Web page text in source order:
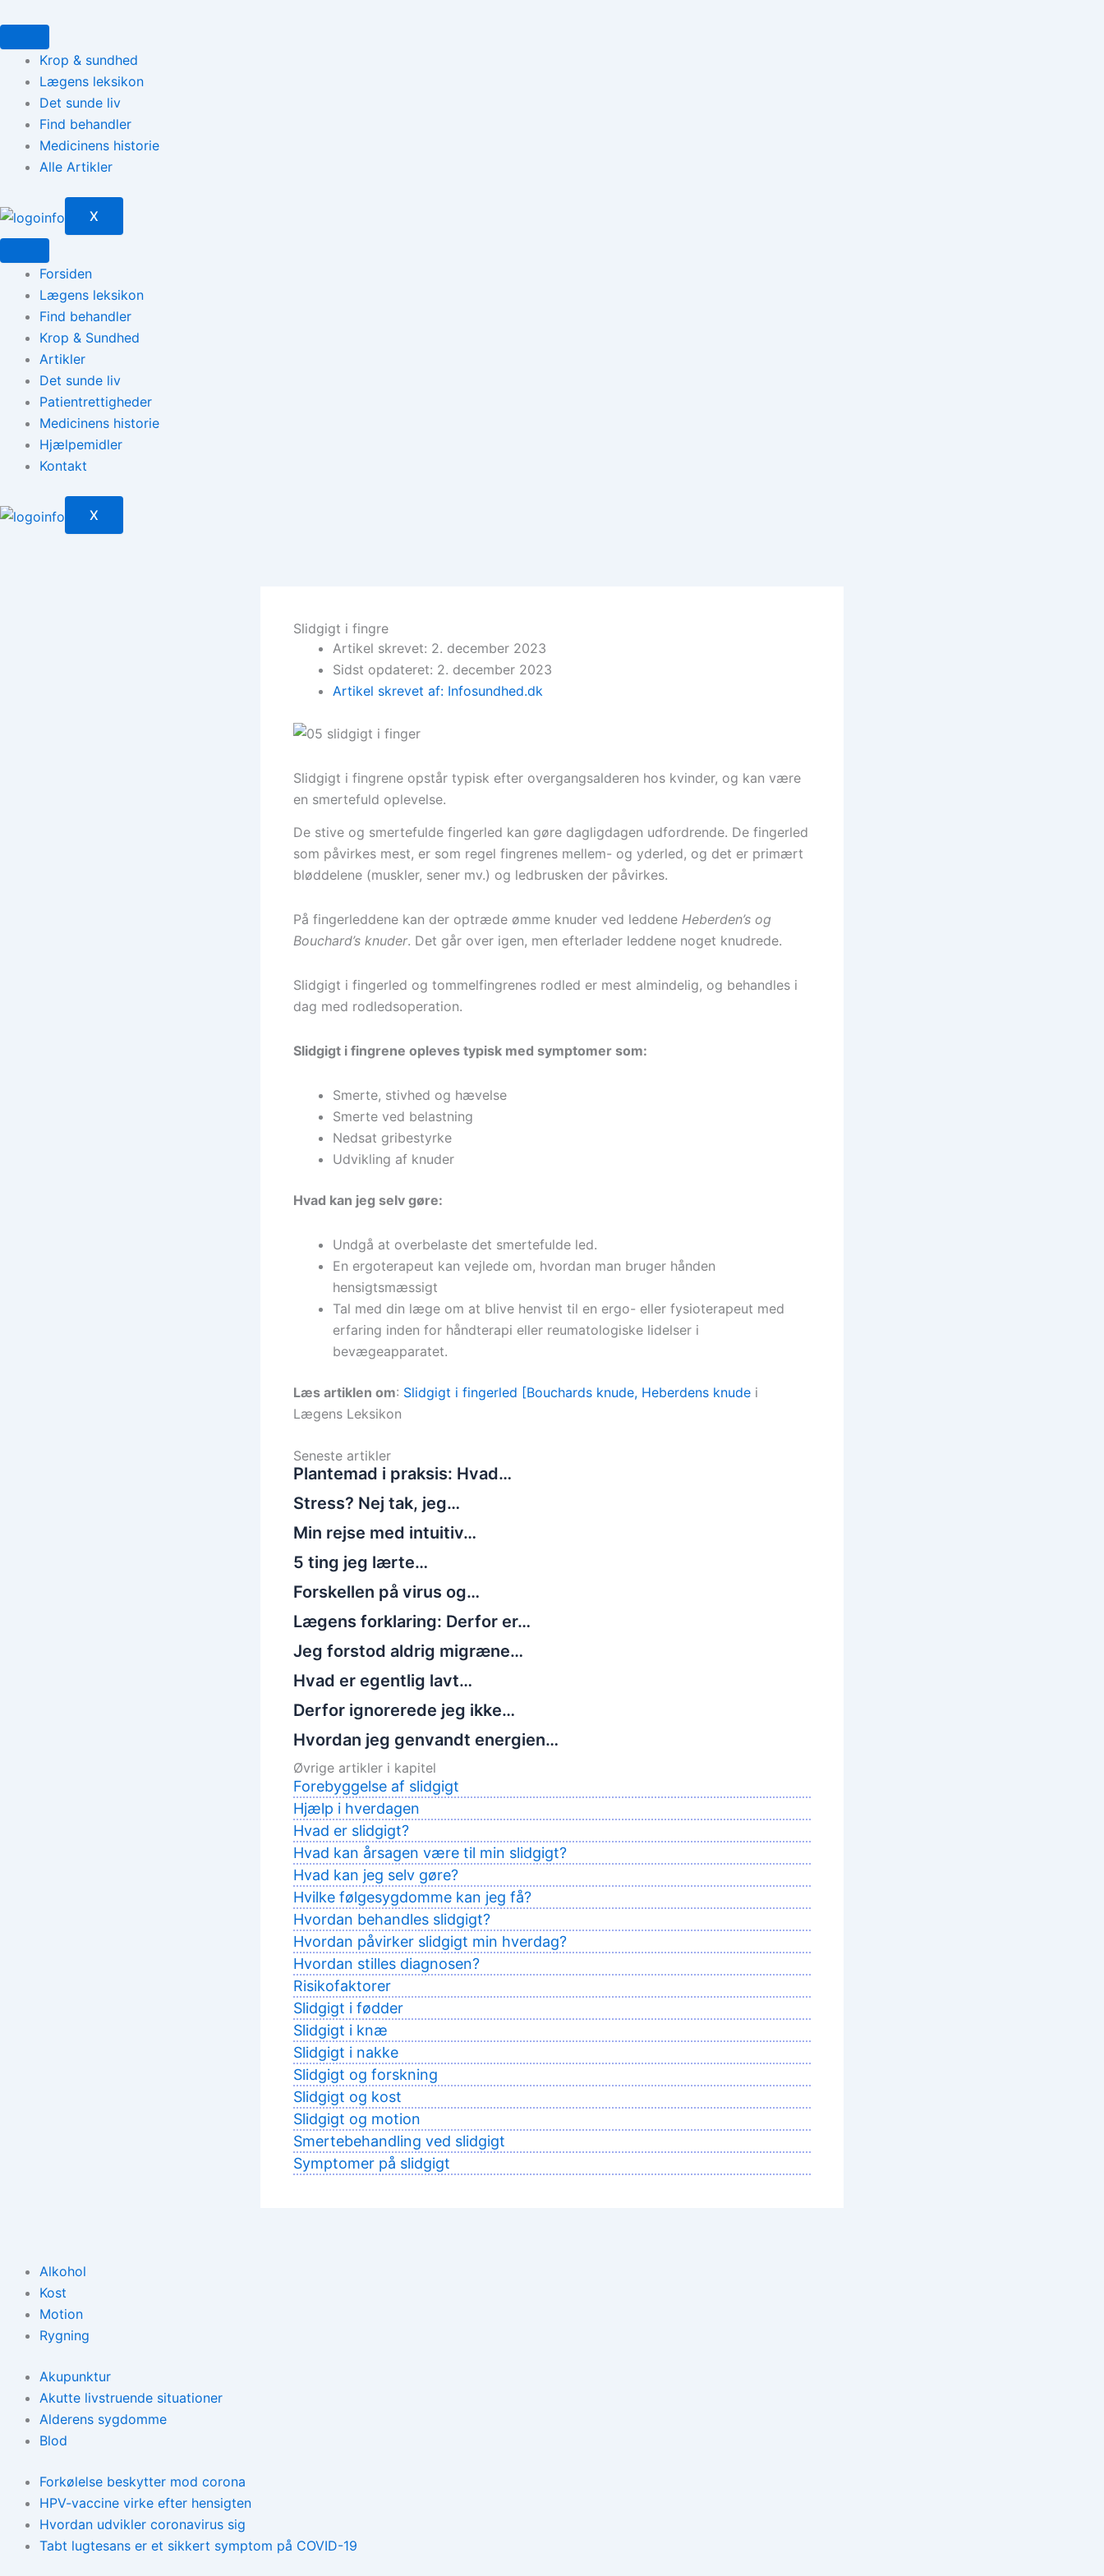
til
indholdetKrop & sundhed
Lægens leksikon
Det sunde liv
Find behandler
Medicinens historie
Alle Artikler
X
Forsiden
Lægens leksikon
Find behandler
Krop & Sundhed
Artikler
Det sunde liv
Patientrettigheder
Medicinens historie
Hjælpemidler
Kontakt
X
Slidgigt i fingre
Artikel skrevet: 2. december 2023
Sidst opdateret: 2. december 2023
Artikel skrevet af: Infosundhed.dk
Slidgigt i fingrene opstår typisk efter overgangsalderen hos kvinder, og kan være
en smertefuld oplevelse.
De stive og smertefulde fingerled kan gøre dagligdagen udfordrende. De fingerled
som påvirkes mest, er som regel fingrenes mellem- og yderled, og det er primært
bløddelene (muskler, sener mv.) og ledbrusken der påvirkes.
På fingerleddene kan der optræde ømme knuder ved leddene Heberden’s og
Bouchard’s knuder. Det går over igen, men efterlader leddene noget knudrede.
Slidgigt i fingerled og tommelfingrenes rodled er mest almindelig, og behandles i
dag med rodledsoperation.
Slidgigt i fingrene opleves typisk med symptomer som:
Smerte, stivhed og hævelse
Smerte ved belastning
Nedsat gribestyrke
Udvikling af knuder
Hvad kan jeg selv gøre:
Undgå at overbelaste det smertefulde led.
En ergoterapeut kan vejlede om, hvordan man bruger hånden
hensigtsmæssigt
Tal med din læge om at blive henvist til en ergo- eller fysioterapeut med
erfaring inden for håndterapi eller reumatologiske lidelser i
bevægeapparatet.
Læs artiklen om: Slidgigt i fingerled [Bouchards knude, Heberdens knude i
Lægens Leksikon
Seneste artikler
Plantemad i praksis: Hvad…
Stress? Nej tak, jeg…
Min rejse med intuitiv…
5 ting jeg lærte…
Forskellen på virus og…
Lægens forklaring: Derfor er…
Jeg forstod aldrig migræne…
Hvad er egentlig lavt…
Derfor ignorerede jeg ikke…
Hvordan jeg genvandt energien…
Øvrige artikler i kapitel
Forebyggelse af slidgigt
Hjælp i hverdagen
Hvad er slidgigt?
Hvad kan årsagen være til min slidgigt?
Hvad kan jeg selv gøre?
Hvilke følgesygdomme kan jeg få?
Hvordan behandles slidgigt?
Hvordan påvirker slidgigt min hverdag?
Hvordan stilles diagnosen?
Risikofaktorer
Slidgigt i fødder
Slidgigt i knæ
Slidgigt i nakke
Slidgigt og forskning
Slidgigt og kost
Slidgigt og motion
Smertebehandling ved slidgigt
Symptomer på slidgigt
Alkohol
Kost
Motion
Rygning
Akupunktur
Akutte livstruende situationer
Alderens sygdomme
Blod
Forkølelse beskytter mod corona
HPV-vaccine virke efter hensigten
Hvordan udvikler coronavirus sig
Tabt lugtesans er et sikkert symptom på COVID-19